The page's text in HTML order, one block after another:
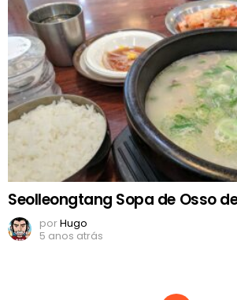
Seolleongtang Sopa de Osso
porHugo
5 anos atrás